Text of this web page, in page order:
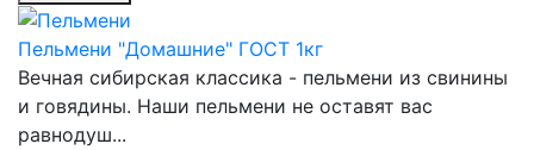
Пельмени "Домашние" ГОСТ 1кг
Вечная сибирская классика - пельмени из свинины
и говядины. Наши пельмени не оставят вас
равнодуш...